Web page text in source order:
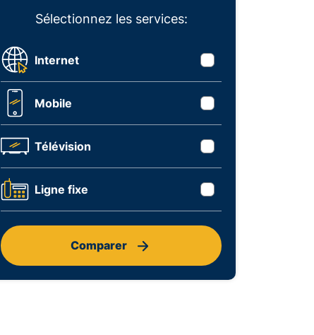
Sélectionnez les services:
Internet
Mobile
Télévision
Ligne fixe
Comparer